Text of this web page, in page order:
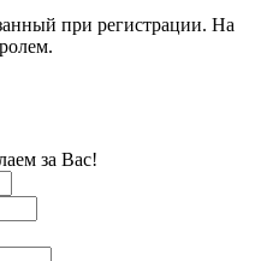
при регистрации. На
за Вас!